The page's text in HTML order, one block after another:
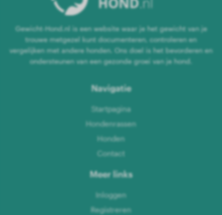
Gewicht-Hond.nl is een website waar je het gewicht van je
trouwe metgezel kunt documenteren, controleren en
vergelijken met andere honden. Ons doel is het bevorderen en
ondersteunen van een gezonde groei van je hond.
Navigatie
Startpagina
Hondenrassen
Honden
Contact
Meer links
Inloggen
Registreren